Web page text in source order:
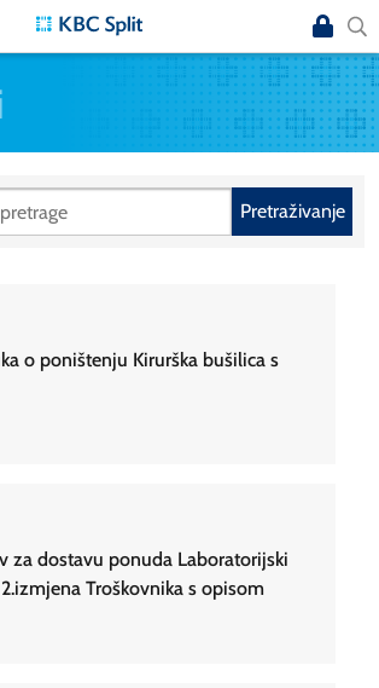
Pretraživanje
o poništenju Kirurška bušilica s
za dostavu ponuda Laboratorijski
Troškovnika s opisom